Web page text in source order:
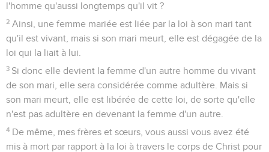
l'homme qu'aussi longtemps qu'il vit ?
2 Ainsi, une femme mariée est liée par la loi à son mari tant
qu'il est vivant, mais si son mari meurt, elle est dégagée de la
loi qui la liait à lui.
3 Si donc elle devient la femme d'un autre homme du vivant
de son mari, elle sera considérée comme adultère. Mais si
son mari meurt, elle est libérée de cette loi, de sorte qu'elle
n'est pas adultère en devenant la femme d'un autre.
4 De même, mes frères et sœurs, vous aussi vous avez été
mis à mort par rapport à la loi à travers le corps de Christ pour